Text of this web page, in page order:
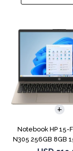
Notebook HP 15-
N305 256GB 8GB